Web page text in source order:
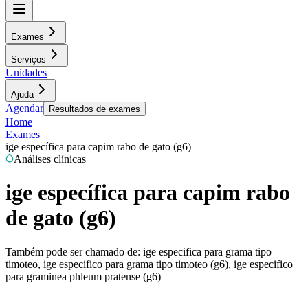
Exames
Serviços
Unidades
Ajuda
Agendar Resultados de exames
Home
Exames
ige específica para capim rabo de gato (g6)
Análises clínicas
ige específica para capim rabo
de gato (g6)
Também pode ser chamado de: ige especifica para grama tipo
timoteo, ige especifico para grama tipo timoteo (g6), ige especifico
para graminea phleum pratense (g6)